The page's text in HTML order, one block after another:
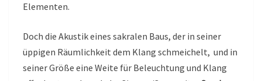
Elementen.
Doch die Akustik eines sakralen Baus, der in seiner
üppigen Räumlichkeit dem Klang schmeichelt, und in
seiner Größe eine Weite für Beleuchtung und Klang